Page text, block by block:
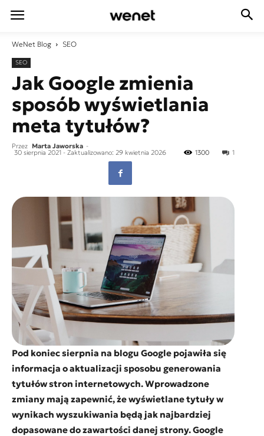
WeNet Blog SEO
SEO
Jak Google zmienia
sposób wyświetlania
meta tytułów?
Przez Marta Jaworska -
30 sierpnia 2021 - Zaktualizowano: 29 kwietnia 2026 1
1300
Pod koniec sierpnia na blogu Google pojawiła się
informacja o aktualizacji sposobu generowania
tytułów stron internetowych. Wprowadzone
zmiany mają zapewnić, że wyświetlane tytuły w
wynikach wyszukiwania będą jak najbardziej
dopasowane do zawartości danej strony. Google